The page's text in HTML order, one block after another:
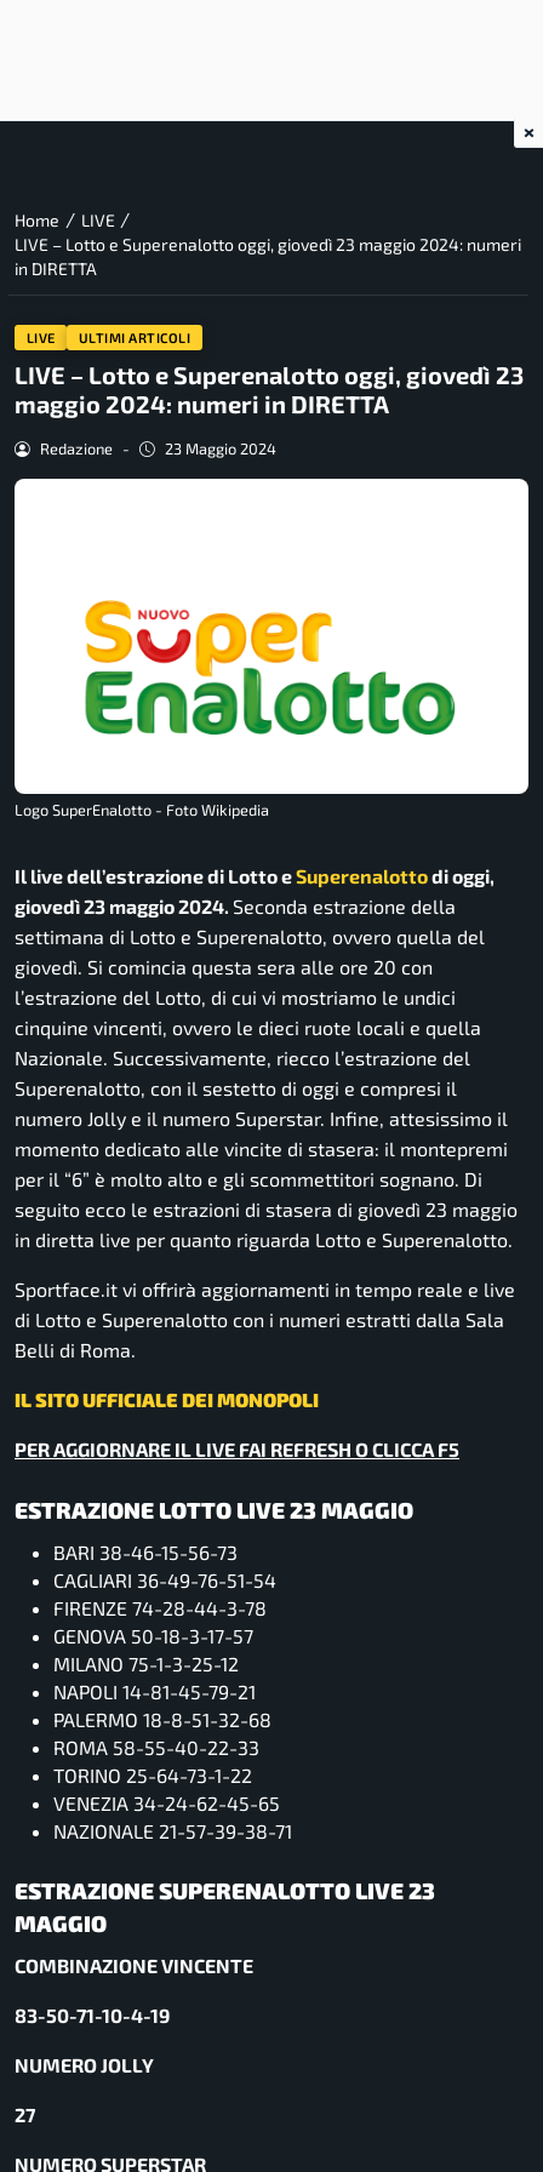
Home / LIVE /
LIVE – Lotto e Superenalotto oggi, giovedì 23 maggio 2024: numeri
in DIRETTA
LIVE ULTIMI ARTICOLI
LIVE – Lotto e Superenalotto oggi, giovedì 23
maggio 2024: numeri in DIRETTA
Redazione - 23 Maggio 2024
Logo SuperEnalotto - Foto Wikipedia
Il live dell’estrazione di Lotto eSuperenalottodi oggi,
giovedì 23 maggio 2024. Seconda estrazione della
settimana di Lotto e Superenalotto, ovvero quella del
giovedì. Si comincia questa sera alle ore 20 con
l’estrazione del Lotto, di cui vi mostriamo le undici
cinquine vincenti, ovvero le dieci ruote locali e quella
Nazionale. Successivamente, riecco l’estrazione del
Superenalotto, con il sestetto di oggi e compresi il
numero Jolly e il numero Superstar. Infine, attesissimo il
momento dedicato alle vincite di stasera: il montepremi
per il “6” è molto alto e gli scommettitori sognano. Di
seguito ecco le estrazioni di stasera di giovedì 23 maggio
in diretta live per quanto riguarda Lotto e Superenalotto.
Sportface.it vi offrirà aggiornamenti in tempo reale e live
di Lotto e Superenalotto con i numeri estratti dalla Sala
Belli di Roma.
IL SITO UFFICIALE DEI MONOPOLI
PER AGGIORNARE IL LIVE FAI REFRESH O CLICCA F5
ESTRAZIONE LOTTO LIVE 23 MAGGIO
BARI 38-46-15-56-73
CAGLIARI 36-49-76-51-54
FIRENZE 74-28-44-3-78
GENOVA 50-18-3-17-57
MILANO 75-1-3-25-12
NAPOLI 14-81-45-79-21
PALERMO 18-8-51-32-68
ROMA 58-55-40-22-33
TORINO 25-64-73-1-22
VENEZIA 34-24-62-45-65
NAZIONALE 21-57-39-38-71
ESTRAZIONE SUPERENALOTTO LIVE 23
MAGGIO
COMBINAZIONE VINCENTE
83-50-71-10-4-19
NUMERO JOLLY
27
NUMERO SUPERSTAR
×